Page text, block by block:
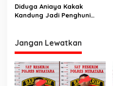
Rawas Ilir
Diduga Aniaya Kakak
Kandung Jadi Penghuni
Jangan Lewatkan